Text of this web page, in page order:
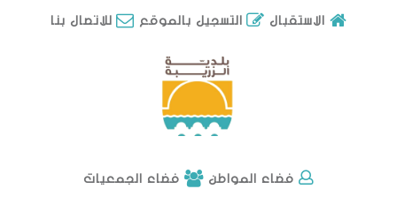
الاستقبال التسجيل بالموقع
فضاء المواطن